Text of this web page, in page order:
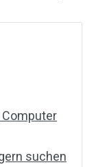
Computer
suchen